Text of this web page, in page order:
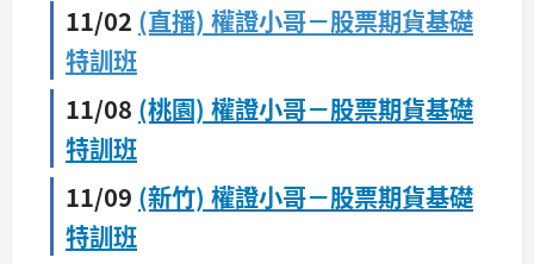
11/02 (直播) 權證小哥－股票期貨基礎
特訓班
11/08 (桃園) 權證小哥－股票期貨基礎
特訓班
11/09 (新竹) 權證小哥－股票期貨基礎
特訓班